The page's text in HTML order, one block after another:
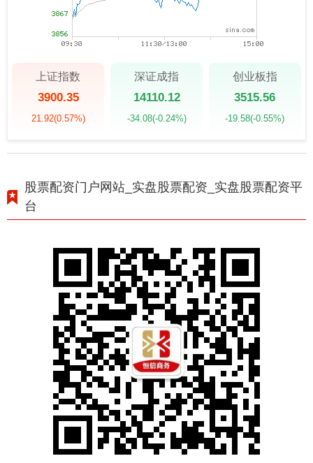
上证指数
3900.35
21.92(0.57%)
深证成指
14110.12
-34.08(-0.24%)
创业板指
3515.56
-19.58(-0.55%)
股票配资门户网站_实盘股票配资_实盘股票配资平
台